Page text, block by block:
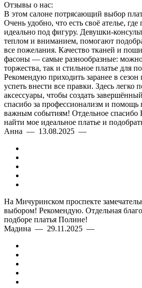
Отзывы о нас:
В этом салоне потрясающий выбор
Очень удобно, что есть своё ателье, где
идеально под фигуру. Девушки-
теплом и вниманием, помогают
все пожелания. Качество тканей и
фасоны — самые разнообразные:
торжества, так и стильное платье для
Рекомендую приходить заранее в
успеть внести все правки. Здесь легко
аксессуары, чтобы создать
спасибо за профессионализм и помощь
важным событиям! Отдельное спасибо
найти мое идеальное платье и
Анна — 13.08.2025 —
На Мичуринском проспекте
выбором! Рекомендую. Отдельная
подборе платья Полине!
Мадина — 29.11.2025 —